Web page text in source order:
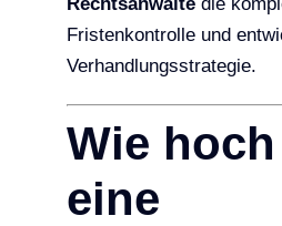
Fristenkontrolle und
Verhandlungsstrategie.
Wie
eine